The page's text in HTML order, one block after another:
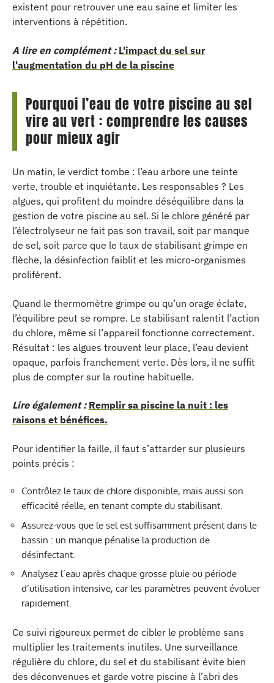
existent pour retrouver une eau saine et limiter les
interventions à répétition.
A lire en complément : L'impact du sel sur
l'augmentation du pH de la piscine
Pourquoi l’eau de votre piscine au sel
vire au vert : comprendre les causes
pour mieux agir
Un matin, le verdict tombe : l’eau arbore une teinte
verte, trouble et inquiétante. Les responsables ? Les
algues, qui profitent du moindre déséquilibre dans la
gestion de votre piscine au sel. Si le chlore généré par
l’électrolyseur ne fait pas son travail, soit par manque
de sel, soit parce que le taux de stabilisant grimpe en
flèche, la désinfection faiblit et les micro-organismes
prolifèrent.
Quand le thermomètre grimpe ou qu’un orage éclate,
l’équilibre peut se rompre. Le stabilisant ralentit l’action
du chlore, même si l’appareil fonctionne correctement.
Résultat : les algues trouvent leur place, l’eau devient
opaque, parfois franchement verte. Dès lors, il ne suffit
plus de compter sur la routine habituelle.
Lire également : Remplir sa piscine la nuit : les
raisons et bénéfices.
Pour identifier la faille, il faut s’attarder sur plusieurs
points précis :
Contrôlez le taux de chlore disponible, mais aussi son
efficacité réelle, en tenant compte du stabilisant.
Assurez-vous que le sel est suffisamment présent dans le
bassin : un manque pénalise la production de
désinfectant.
Analysez l’eau après chaque grosse pluie ou période
d’utilisation intensive, car les paramètres peuvent évoluer
rapidement.
Ce suivi rigoureux permet de cibler le problème sans
multiplier les traitements inutiles. Une surveillance
régulière du chlore, du sel et du stabilisant évite bien
des déconvenues et garde votre piscine à l’abri des